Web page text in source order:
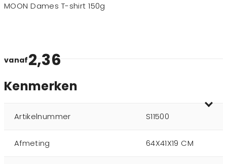
MOON Dames T-shirt 150g
vanaf2,36
Kenmerken
Artikelnummer S11500
Afmeting 64X41X19 CM